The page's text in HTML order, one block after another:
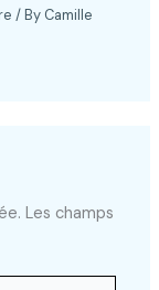
/ By Camille
Les champs